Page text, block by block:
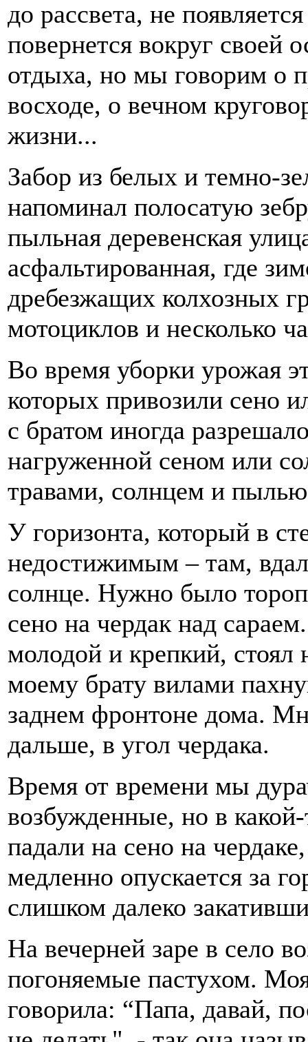
до рассвета, не
повернется вокруг своей
отдыха, но мы говорим о
восходе, о вечном
жизни...
Забор из белых и темно-
напоминал полосатую
пыльная деревенская
асфальтированная, где
дребезжащих колхозных
мотоциклов и несколько
Во время уборки урожая
которых привозили сено
с братом иногда
нагруженной сеном или
травами, солнцем и
У горизонта, который в
недостижимым – там,
солнце. Нужно было
сено на чердак над
молодой и крепкий, стоял
моему брату вилами
заднем фронтоне дома.
дальше, в угол чердака.
Время от времени мы
возбужденные, но в
падали на сено на
медленно опускается за
слишком далеко
На вечерней заре в село
погоняемые пастухом.
говорила: “Папа, давай,